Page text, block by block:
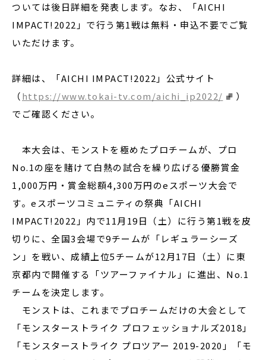
ついては後日詳細を発表します。なお、「AICHI
IMPACT!2022」で行う第1戦は無料・申込不要でご覧
いただけます。
詳細は、「AICHI IMPACT!2022」公式サイト
（https://www.tokai-tv.com/aichi_ip2022/
）
でご確認ください。
本大会は、モンストを極めたプロチームが、プロ
No.1の座を賭けて白熱の試合を繰り広げる優勝賞金
1,000万円・賞金総額4,300万円のeスポーツ大会で
す。eスポーツコミュニティの祭典「AICHI
IMPACT!2022」内で11月19日（土）に行う第1戦を皮
切りに、全国3会場で9チームが「レギュラーシーズ
ン」を戦い、成績上位5チームが12月17日（土）に東
京都内で開催する「ツアーファイナル」に進出、No.1
チームを決定します。
モンストは、これまでプロチームだけの大会として
「モンスターストライク プロフェッショナルズ2018」
「モンスターストライク プロツアー 2019-2020」「モ